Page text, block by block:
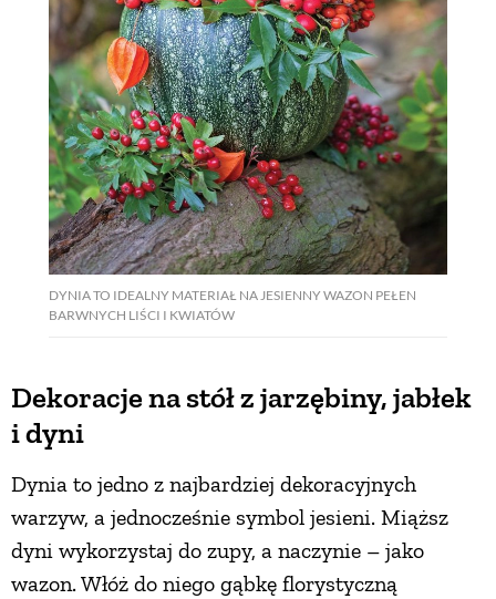
DYNIA TO IDEALNY MATERIAŁ NA JESIENNY WAZON PEŁEN
BARWNYCH LIŚCI I KWIATÓW
Dekoracje na stół z jarzębiny, jabłek
i dyni
Dynia to jedno z najbardziej dekoracyjnych
warzyw, a jednocześnie symbol jesieni. Miąższ
dyni wykorzystaj do zupy, a naczynie – jako
wazon. Włóż do niego gąbkę florystyczną
ŚNIADANIA
PRZYSTAWKI
ZUPY
DANIA GŁÓWNE
CIASTA I DESERY
INNE